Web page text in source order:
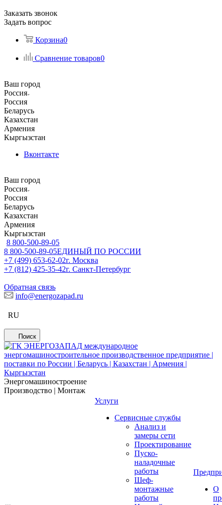
Заказать звонок
Задать вопрос
Корзина0
Сравнение товаров0
Ваш город
Россия
Россия
Беларусь
Казахстан
Армения
Кыргызстан
Вконтакте
Ваш город
Россия
Россия
Беларусь
Казахстан
Армения
Кыргызстан
8 800-500-89-05
8 800-500-89-05ЕДИНЫЙ ПО РОССИИ
+7 (499) 653-62-02г. Москва
+7 (812) 425-35-42г. Санкт-Петербург
Обратная связь
info@energozapad.ru
RU
Поиск
Энергомашиностроение
Производство | Монтаж
Услуги
Сервисные службы
Анализ и
замеры сети
Проектирование
Пуско-
наладочные
работы
Шеф-
монтажные
работы
О